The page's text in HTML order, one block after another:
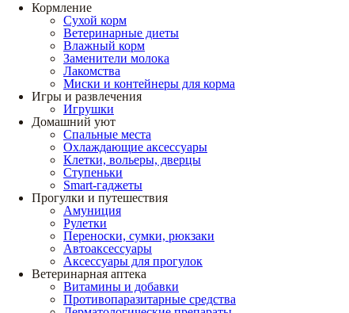
Кормление
Сухой корм
Ветеринарные диеты
Влажный корм
Заменители молока
Лакомства
Миски и контейнеры для корма
Игры и развлечения
Игрушки
Домашний уют
Спальные места
Охлаждающие аксессуары
Клетки, вольеры, дверцы
Ступеньки
Smart-гаджеты
Прогулки и путешествия
Амуниция
Рулетки
Переноски, сумки, рюкзаки
Автоаксессуары
Аксессуары для прогулок
Ветеринарная аптека
Витамины и добавки
Противопаразитарные средства